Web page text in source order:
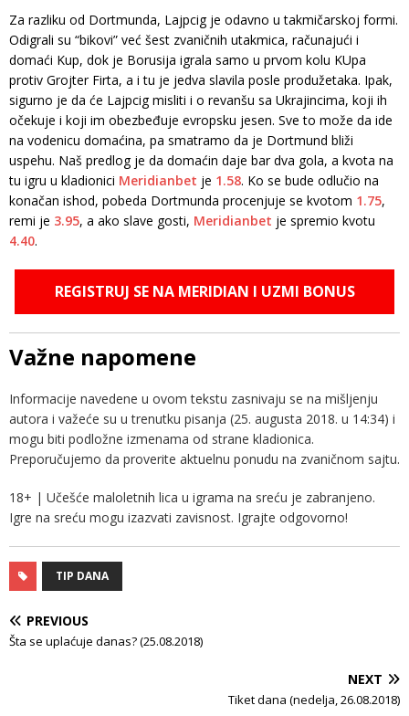
Za razliku od Dortmunda, Lajpcig je odavno u takmičarskoj formi.
Odigrali su “bikovi” već šest zvaničnih utakmica, računajući i
domaći Kup, dok je Borusija igrala samo u prvom kolu KUpa
protiv Grojter Firta, a i tu je jedva slavila posle produžetaka. Ipak,
sigurno je da će Lajpcig misliti i o revanšu sa Ukrajincima, koji ih
očekuje i koji im obezbeđuje evropsku jesen. Sve to može da ide
na vodenicu domaćina, pa smatramo da je Dortmund bliži
uspehu. Naš predlog je da domaćin daje bar dva gola, a kvota na
tu igru u kladionici Meridianbet je 1.58. Ko se bude odlučio na
konačan ishod, pobeda Dortmunda procenjuje se kvotom 1.75,
remi je 3.95, a ako slave gosti, Meridianbet je spremio kvotu
4.40.
REGISTRUJ SE NA MERIDIAN I UZMI BONUS
Važne napomene
Informacije navedene u ovom tekstu zasnivaju se na mišljenju
autora i važeće su u trenutku pisanja (25. augusta 2018. u 14:34) i
mogu biti podložne izmenama od strane kladionica.
Preporučujemo da proverite aktuelnu ponudu na zvaničnom sajtu.
18+ | Učešće maloletnih lica u igrama na sreću je zabranjeno.
Igre na sreću mogu izazvati zavisnost. Igrajte odgovorno!
TIP DANA
PREVIOUS
Šta se uplaćuje danas? (25.08.2018)
NEXT
Tiket dana (nedelja, 26.08.2018)